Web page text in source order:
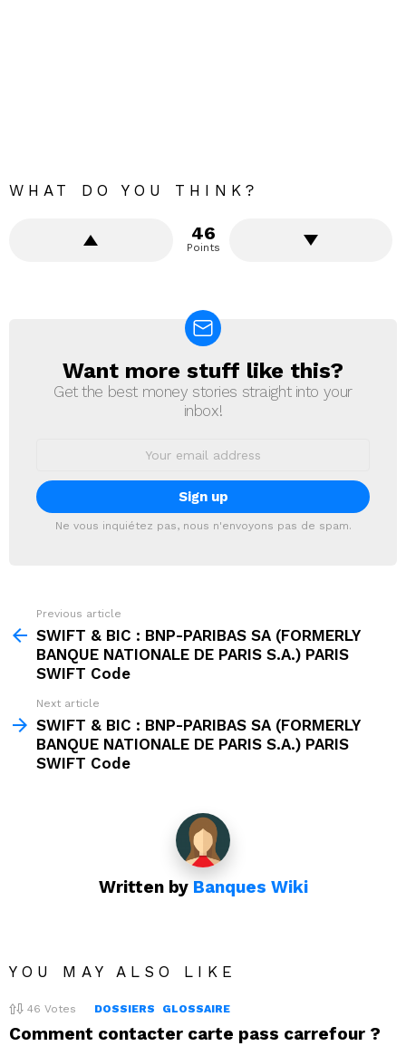
WHAT DO YOU THINK?
46
Points
NEWSLETTER
Want more stuff like this?
Get the best money stories straight into your
inbox!
Ne vous inquiétez pas, nous n'envoyons pas de spam.
more
Previous article
SWIFT & BIC : BNP-PARIBAS SA (FORMERLY
BANQUE NATIONALE DE PARIS S.A.) PARIS
SWIFT Code
Next article
SWIFT & BIC : BNP-PARIBAS SA (FORMERLY
BANQUE NATIONALE DE PARIS S.A.) PARIS
SWIFT Code
Written by Banques Wiki
YOU MAY ALSO LIKE
46 Votes DOSSIERS GLOSSAIRE
Comment contacter carte pass carrefour ?